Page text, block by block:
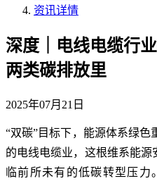
资讯详情
深度｜电线电缆行
两类碳排放里
2025年07月21日
“双碳”目标下，能源体系绿
的电线电缆业，这根维系能源
临前所未有的低碳转型压